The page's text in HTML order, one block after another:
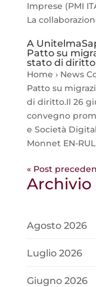
Imprese (PMI
La
A
Patto su
stato di
Home › News
Patto su
di diritto.Il 26
convegno
e Società
Monnet EN-
« Post
Archivio
Agosto 2026
Luglio 2026
Giugno 2026